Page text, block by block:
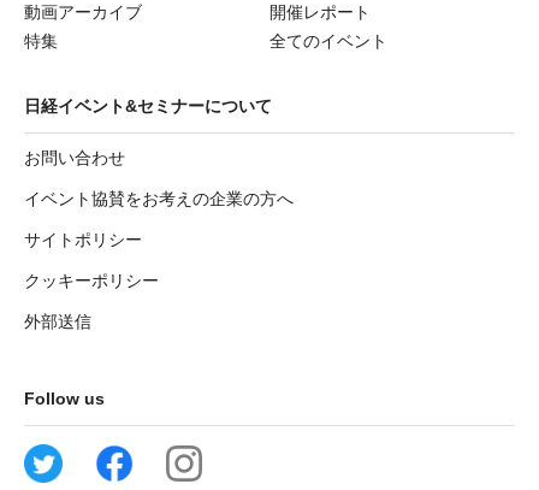
動画アーカイブ
開催レポート
特集
全てのイベント
日経イベント&セミナーについて
お問い合わせ
イベント協賛をお考えの企業の方へ
サイトポリシー
クッキーポリシー
外部送信
Follow us